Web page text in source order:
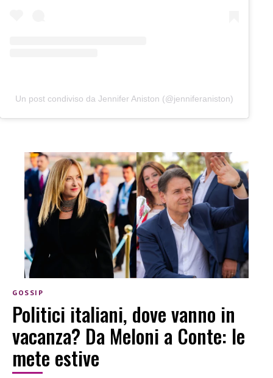
Un post condiviso da Jennifer Aniston (@jenniferaniston)
GOSSIP
Politici italiani, dove vanno in
vacanza? Da Meloni a Conte: le
mete estive